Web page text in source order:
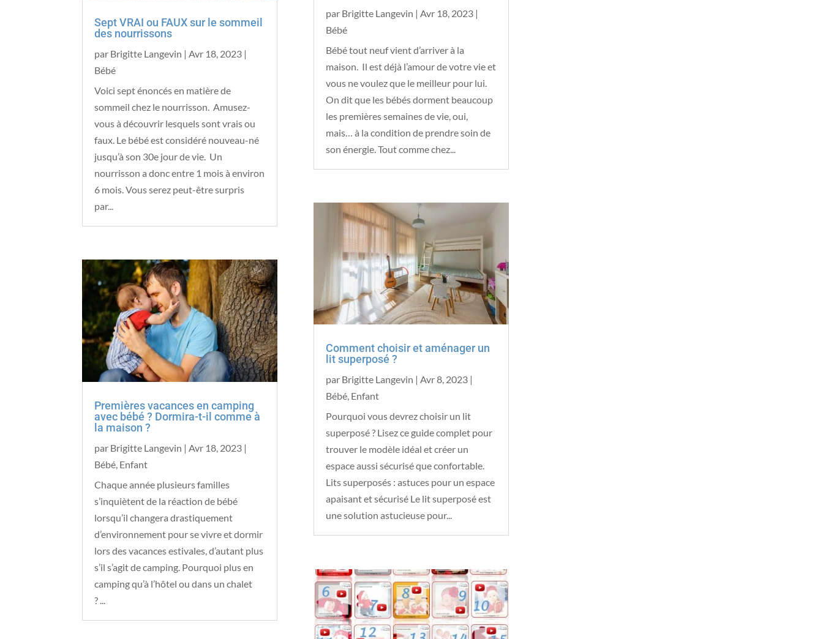
Sept VRAI ou FAUX sur le sommeil
des nourrissons
par Brigitte Langevin |Avr 18, 2023 |
Bébé
Voici sept énoncés en matière de
sommeil chez le nourrisson. Amusez-
vous à découvrir lesquels sont vrais ou
faux. Le bébé est considéré nouveau-né
jusqu’à son 30e jour de vie. Un
nourrisson a donc entre 1 mois à environ
6 mois. Vous serez peut-être surpris
par...
Premières vacances en camping
avec bébé ? Dormira-t-il comme à
la maison ?
par Brigitte Langevin | Avr 18, 2023 |
Bébé Enfant
Chaque année plusieurs familles
s’inquiètent de la réaction de bébé
lorsqu’il changera drastiquement
d’environnement pour se vivre et dormir
lors des vacances estivales, d’autant plus
s’il s’agit de camping. Pourquoi plus en
camping qu’à l’hôtel ou dans un chalet
? ...
par Brigitte Langevin |Avr 18, 2023 |
Bébé
Bébé tout neuf vient d’arriver à la
maison. Il est déjà l’amour de votre vie et
vous ne voulez que le meilleur pour lui.
On dit que les bébés dorment beaucoup
les premières semaines de vie, oui,
mais… à la condition de prendre soin de
son énergie. Tout comme chez...
Comment choisir et aménager un
lit superposé ?
par Brigitte Langevin |Avr 8, 2023 |
Bébé, Enfant
Pourquoi vous devrez choisir un lit
superposé ? Lisez ce guide complet pour
trouver le modèle idéal et créer un
espace aussi sécurisé que confortable.
Lits superposés : astuces pour un espace
apaisant et sécurisé Le lit superposé est
une solution astucieuse pour...